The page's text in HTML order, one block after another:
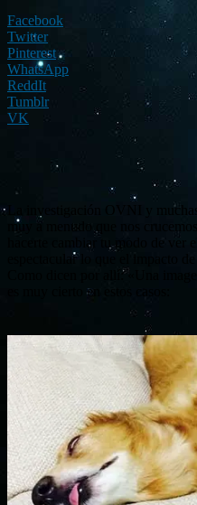
Facebook
Twitter
Pinterest
WhatsApp
ReddIt
Tumblr
VK
La investigación OVNI y
muy a menudo que nos
hacerte cambiar tu modo de
espectacular lo que el impacto
Como dicen por allí: «Una
es muy cierto en estos casos: